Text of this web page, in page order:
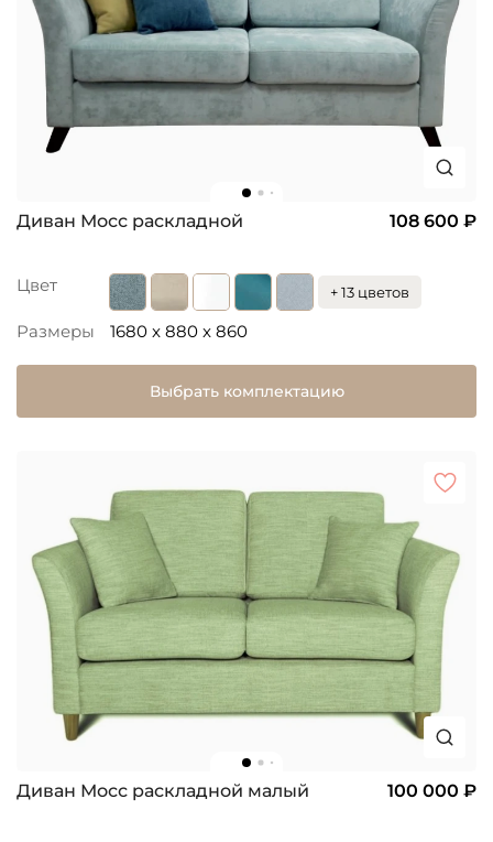
Диван Мосс раскладной 108 600 ₽
Цвет + 13 цветов
Размеры 1680 x 880 x 860
Выбрать комплектацию
Диван Мосс раскладной малый 100 000 ₽